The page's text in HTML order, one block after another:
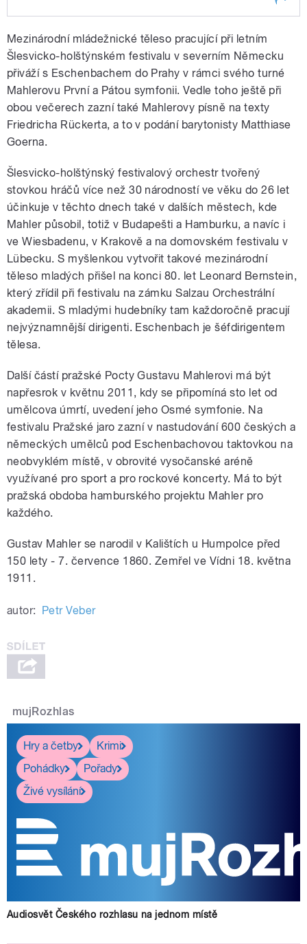
Mezinárodní mládežnické těleso pracující při letním
Šlesvicko-holštýnském festivalu v severním Německu
přiváží s Eschenbachem do Prahy v rámci svého turné
Mahlerovu První a Pátou symfonii. Vedle toho ještě při
obou večerech zazní také Mahlerovy písně na texty
Friedricha Rückerta, a to v podání barytonisty Matthiase
Goerna.
Šlesvicko-holštýnský festivalový orchestr tvořený
stovkou hráčů více než 30 národností ve věku do 26 let
účinkuje v těchto dnech také v dalších městech, kde
Mahler působil, totiž v Budapešti a Hamburku, a navíc i
ve Wiesbadenu, v Krakově a na domovském festivalu v
Lübecku. S myšlenkou vytvořit takové mezinárodní
těleso mladých přišel na konci 80. let Leonard Bernstein,
který zřídil při festivalu na zámku Salzau Orchestrální
akademii. S mladými hudebníky tam každoročně pracují
nejvýznamnější dirigenti. Eschenbach je šéfdirigentem
tělesa.
Další částí pražské Pocty Gustavu Mahlerovi má být
napřesrok v květnu 2011, kdy se připomíná sto let od
umělcova úmrtí, uvedení jeho Osmé symfonie. Na
festivalu Pražské jaro zazní v nastudování 600 českých a
německých umělců pod Eschenbachovou taktovkou na
neobvyklém místě, v obrovité vysočanské aréně
využívané pro sport a pro rockové koncerty. Má to být
pražská obdoba hamburského projektu Mahler pro
každého.
Gustav Mahler se narodil v Kalištích u Humpolce před
150 lety - 7. července 1860. Zemřel ve Vídni 18. května
1911.
autor: Petr Veber
mujRozhlas
Hry a četby
Krimi
Pohádky
Pořady
Živé vysílání
Audiosvět Českého rozhlasu na jednom místě